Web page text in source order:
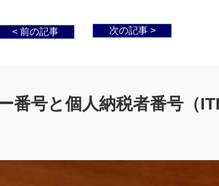
< 前の記事 次の記事 >
番号と個人納税者番号（